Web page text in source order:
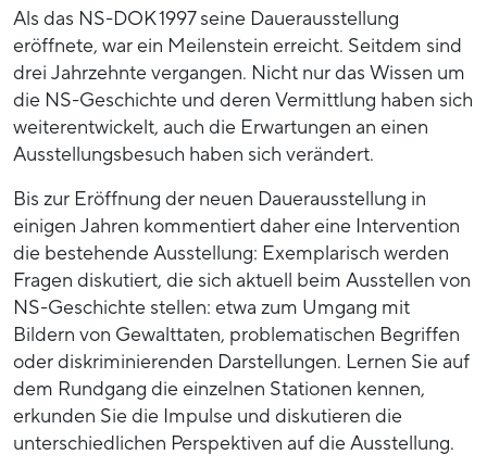
Als das NS-DOK 1997 seine Dauerausstellung
eröffnete, war ein Meilenstein erreicht. Seitdem sind
drei Jahrzehnte vergangen. Nicht nur das Wissen um
die NS-Geschichte und deren Vermittlung haben sich
weiterentwickelt, auch die Erwartungen an einen
Ausstellungsbesuch haben sich verändert.
Bis zur Eröffnung der neuen Dauerausstellung in
einigen Jahren kommentiert daher eine Intervention
die bestehende Ausstellung: Exemplarisch werden
Fragen diskutiert, die sich aktuell beim Ausstellen von
NS-Geschichte stellen: etwa zum Umgang mit
Bildern von Gewalttaten, problematischen Begriffen
oder diskriminierenden Darstellungen. Lernen Sie auf
dem Rundgang die einzelnen Stationen kennen,
erkunden Sie die Impulse und diskutieren die
unterschiedlichen Perspektiven auf die Ausstellung.